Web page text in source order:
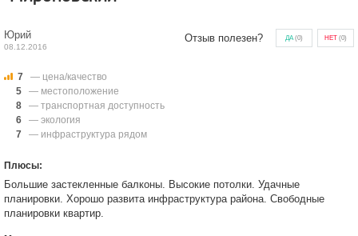
Юрий
08.12.2016
Отзыв полезен? ДА(0) НЕТ (0)
7
— цена/качество
5
— местоположение
8
— транспортная доступность
6
— экология
7
— инфраструктура рядом
Плюсы:
Большие застекленные балконы. Высокие потолки. Удачные
планировки. Хорошо развита инфраструктура района. Свободные
планировки квартир.